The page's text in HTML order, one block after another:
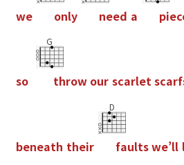
we only need a piec
so
G
throw our scarletscarf
beneath their
D
faultswe’ll